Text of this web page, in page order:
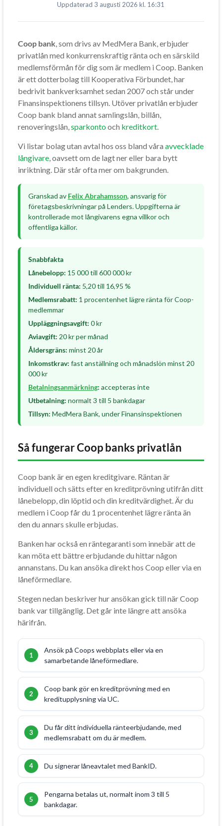
Uppdaterad 3 augusti 2026 kl. 16:31
Coop bank, som drivs av MedMera Bank, erbjuder
privatlån med konkurrenskraftig ränta och en särskild
medlemsförmån för dig som är medlem i Coop. Banken
är ett dotterbolag till Kooperativa Förbundet, har
bedrivit bankverksamhet sedan 2007 och står under
Finansinspektionens tillsyn. Utöver privatlån erbjuder
Coop bank bland annat samlingslån, billån,
renoveringslån,sparkontooch kreditkort.
Vi listar bolag utan avtal hos oss bland våra avvecklade
långivare, oavsett om de lagt ner eller bara bytt
inriktning. Där står ofta mer om bakgrunden.
Granskad av Felix Abrahamsson, ansvarig för
företagsbeskrivningar på Lenders. Uppgifterna är
kontrollerade mot långivarens egna villkor och
offentliga källor.
Snabbfakta
Lånebelopp: 15 000 till 600 000 kr
Individuell ränta: 5,20 till 16,95 %
Medlemsrabatt: 1 procentenhet lägre ränta för Coop-
medlemmar
Uppläggningsavgift: 0 kr
Aviavgift: 20 kr per månad
Åldersgräns: minst 20 år
Inkomstkrav: fast anställning och månadslön minst 20
000 kr
Betalningsanmärkning: accepteras inte
Utbetalning: normalt 3 till 5 bankdagar
Tillsyn: MedMera Bank, under Finansinspektionen
Så fungerar Coop banks privatlån
Coop bank är en egen kreditgivare. Räntan är
individuell och sätts efter en kreditprövning utifrån ditt
lånebelopp, din löptid och din kreditvärdighet. Är du
medlem i Coop får du 1 procentenhet lägre ränta än
den du annars skulle erbjudas.
Banken har också en räntegaranti som innebär att de
kan möta ett bättre erbjudande du hittar någon
annanstans. Du kan ansöka direkt hos Coop eller via en
låneförmedlare.
Stegen nedan beskriver hur ansökan gick till när Coop
bank var tillgänglig. Det går inte längre att ansöka
härifrån.
Ansök på Coops webbplats eller via en
samarbetande låneförmedlare.
Coop bank gör en kreditprövning med en
kreditupplysning via UC.
Du får ditt individuella ränteerbjudande, med
medlemsrabatt om du är medlem.
Du signerar låneavtalet med BankID.
Pengarna betalas ut, normalt inom 3 till 5
bankdagar.